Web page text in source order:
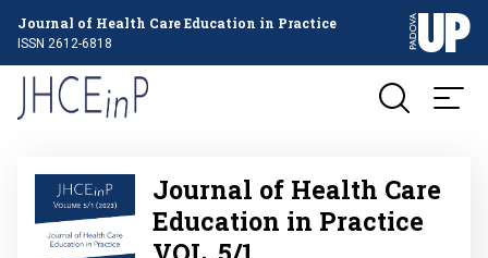
Journal of Health Care Education in Practice
ISSN 2612-6818
Image
Journal of Health Care
Education in Practice